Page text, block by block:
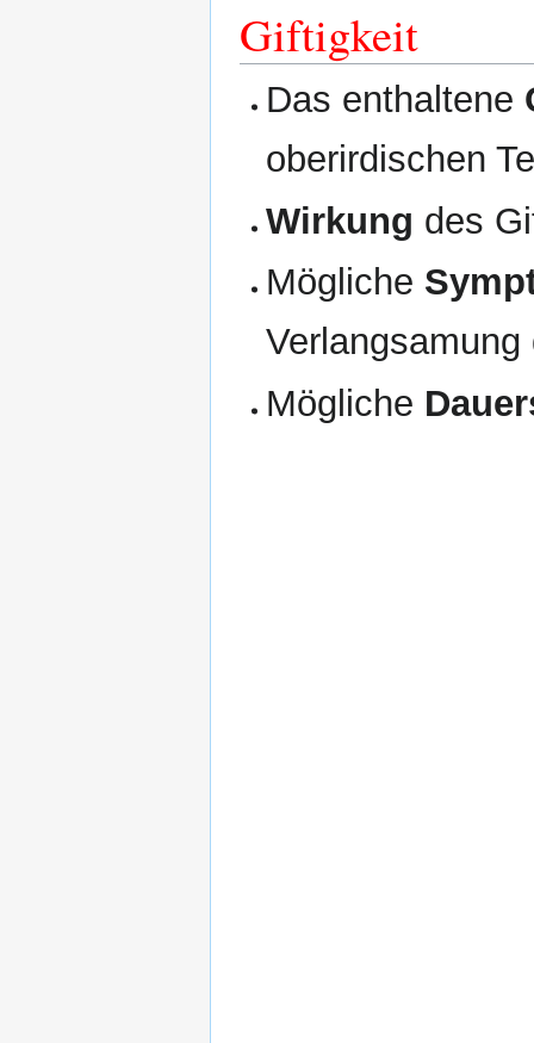
Giftigkeit
Das enthaltene
oberirdischen
Wirkung des
Mögliche
Mögliche